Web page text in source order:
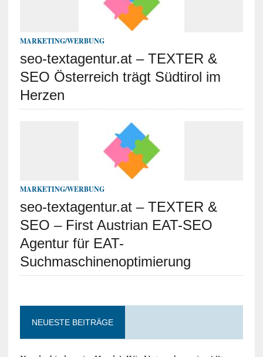
MARKETING/WERBUNG
seo-textagentur.at – TEXTER &
SEO Österreich trägt Südtirol im
Herzen
MARKETING/WERBUNG
seo-textagentur.at – TEXTER &
SEO – First Austrian EAT-SEO
Agentur für EAT-
Suchmaschinenoptimierung
NEUESTE BEITRÄGE